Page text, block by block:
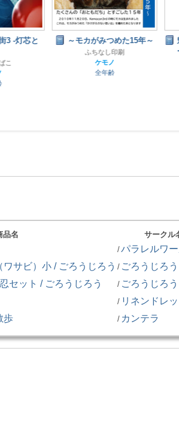
3 -灯芯と
こ
～モカがみつめた15年～
ふちなし印刷
ケモノ
全年齢
品名
サークル
/パラレルワ
サビ）小 / ごろうじろう / ごろうじろう
セット / ごろうじろう / ごろうじろう
/ リネンドレ
歩 / カンテラ